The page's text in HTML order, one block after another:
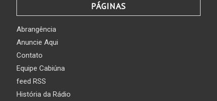
PÁGINAS
Abrangência
Anuncie Aqui
Contato
Equipe Cabiúna
feed RSS
História da Rádio